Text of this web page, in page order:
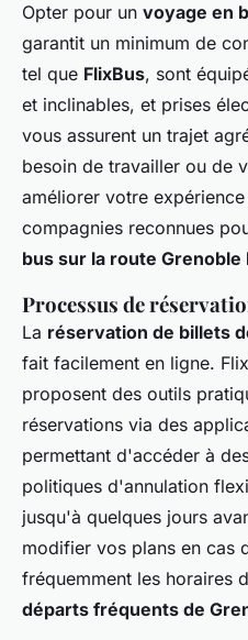
Opter pour un voyage en
garantit un minimum de
tel que FlixBus, sont
et inclinables, et prises
vous assurent un trajet
besoin de travailler ou de
améliorer votre
compagnies reconnues
bus sur la route Grenoble
Processus de
La réservation de billets
fait facilement en ligne.
proposent des outils
réservations via des
permettant d'accéder à
politiques d'annulation
jusqu'à quelques jours
modifier vos plans en cas
fréquemment les horaires
départs fréquents de